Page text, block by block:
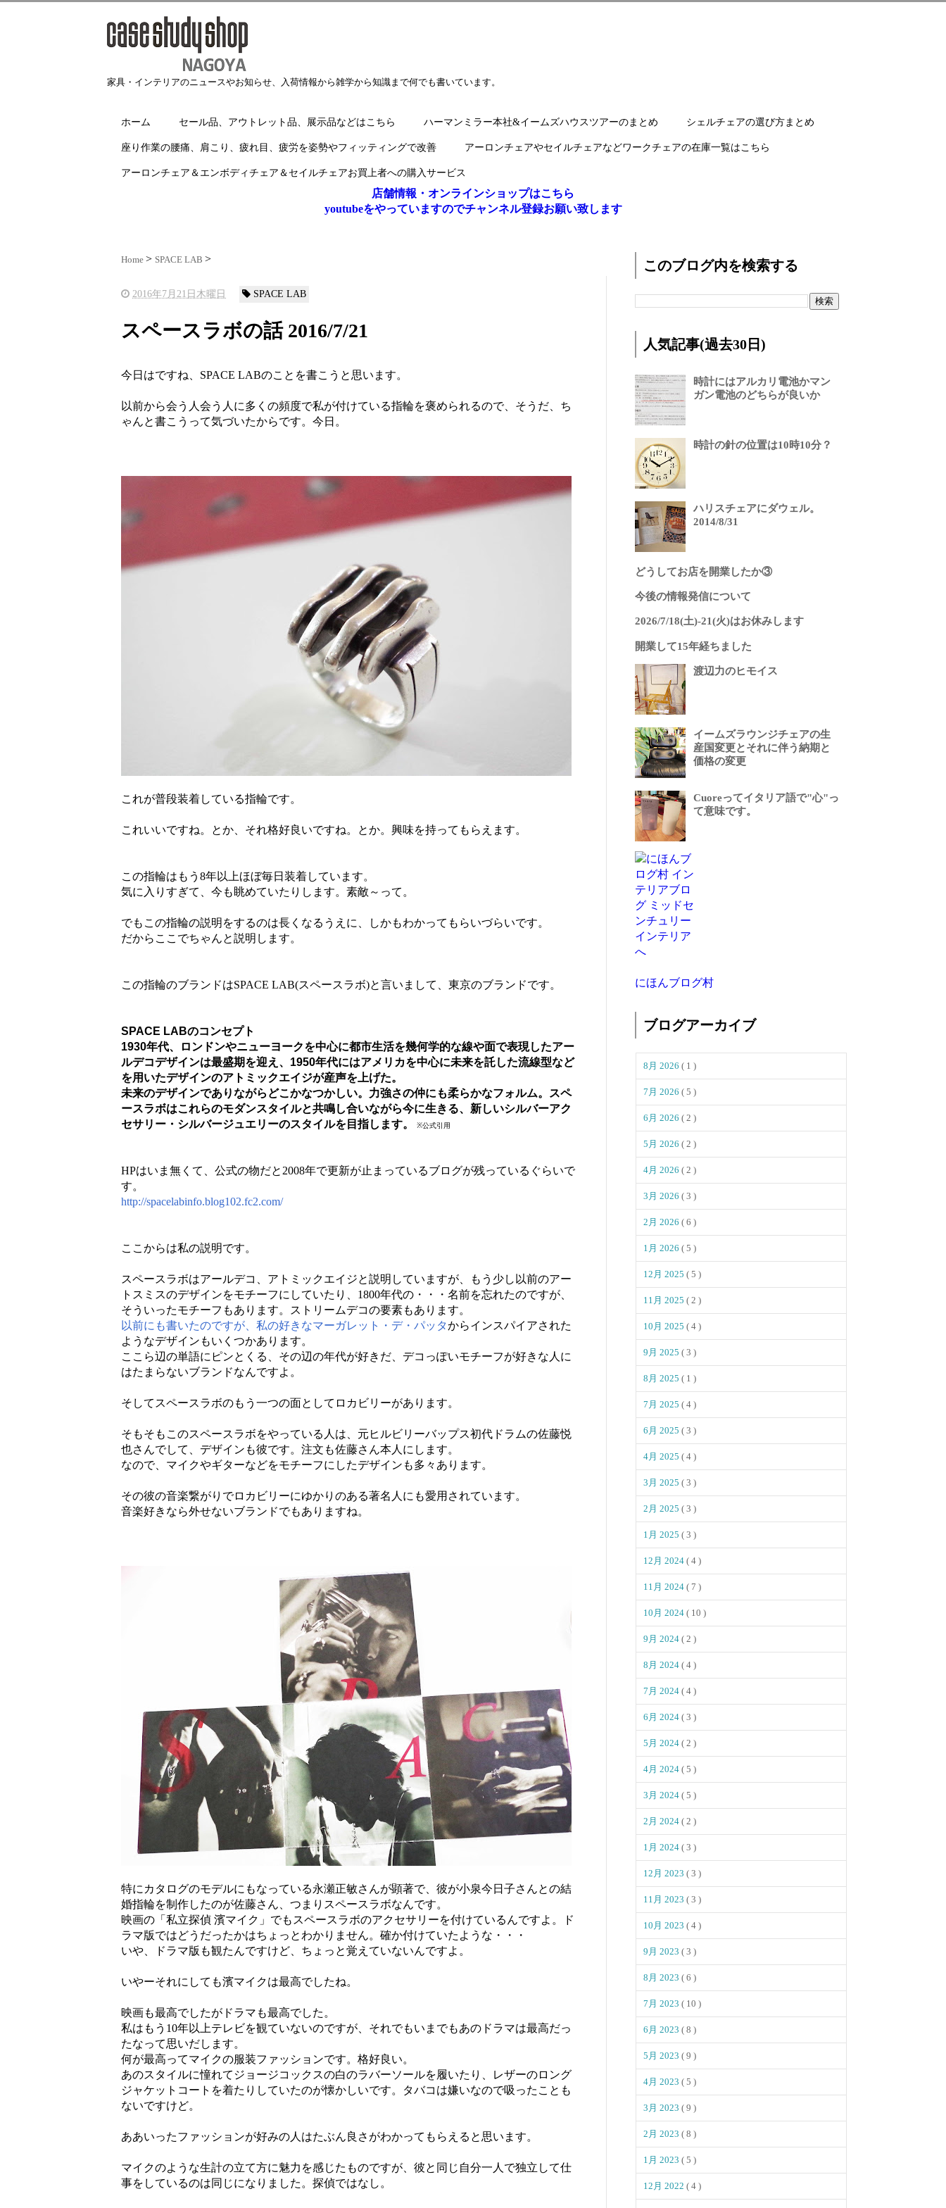
家具・インテリアのニュースやお知らせ、入荷情報から雑学から知識まで何でも書いています。
ホーム セール品、アウトレット品、展示品などはこちら ハーマンミラー本社&イームズハウスツアーのまとめ シェルチェアの選び方まとめ
座り作業の腰痛、肩こり、疲れ目、疲労を姿勢やフィッティングで改善 アーロンチェアやセイルチェアなどワークチェアの在庫一覧はこちら
アーロンチェア＆エンボディチェア＆セイルチェアお買上者への購入サービス
店舗情報・オンラインショップはこちら
youtubeをやっていますのでチャンネル登録お願い致します
Home SPACE LAB
2016年7月21日木曜日 SPACE LAB
スペースラボの話 2016/7/21
今日はですね、SPACE LABのことを書こうと思います。
以前から会う人会う人に多くの頻度で私が付けている指輪を褒められるので、そうだ、ち
ゃんと書こうって気づいたからです。今日。
これが普段装着している指輪です。
これいいですね。とか、それ格好良いですね。とか。興味を持ってもらえます。
この指輪はもう8年以上ほぼ毎日装着しています。
気に入りすぎて、今も眺めていたりします。素敵～って。
でもこの指輪の説明をするのは長くなるうえに、しかもわかってもらいづらいです。
だからここでちゃんと説明します。
この指輪のブランドはSPACE LAB(スペースラボ)と言いまして、東京のブランドです。
SPACE LABのコンセプト
1930年代、ロンドンやニューヨークを中心に都市生活を幾何学的な線や面で表現したアー
ルデコデザインは最盛期を迎え、1950年代にはアメリカを中心に未来を託した流線型など
を用いたデザインのアトミックエイジが産声を上げた。
未来のデザインでありながらどこかなつかしい。力強さの仲にも柔らかなフォルム。スペ
ースラボはこれらのモダンスタイルと共鳴し合いながら今に生きる、新しいシルバーアク
セサリー・シルバージュエリーのスタイルを目指します。
※公式引用
HPはいま無くて、公式の物だと2008年で更新が止まっているブログが残っているぐらいで
す。
http://spacelabinfo.blog102.fc2.com/
ここからは私の説明です。
スペースラボはアールデコ、アトミックエイジと説明していますが、もう少し以前のアー
トスミスのデザインをモチーフにしていたり、1800年代の・・・名前を忘れたのですが、
そういったモチーフもあります。ストリームデコの要素もあります。
以前にも書いたのですが、私の好きなマーガレット・デ・パッタからインスパイアされた
ようなデザインもいくつかあります。
ここら辺の単語にピンとくる、その辺の年代が好きだ、デコっぽいモチーフが好きな人に
はたまらないブランドなんですよ。
そしてスペースラボのもう一つの面としてロカビリーがあります。
そもそもこのスペースラボをやっている人は、元ヒルビリーバップス初代ドラムの佐藤悦
也さんでして、デザインも彼です。注文も佐藤さん本人にします。
なので、マイクやギターなどをモチーフにしたデザインも多々あります。
その彼の音楽繋がりでロカビリーにゆかりのある著名人にも愛用されています。
音楽好きなら外せないブランドでもありますね。
特にカタログのモデルにもなっている永瀬正敏さんが顕著で、彼が小泉今日子さんとの結
婚指輪を制作したのが佐藤さん、つまりスペースラボなんです。
映画の「私立探偵 濱マイク」でもスペースラボのアクセサリーを付けているんですよ。ド
ラマ版ではどうだったかはちょっとわかりません。確か付けていたような・・・
いや、ドラマ版も観たんですけど、ちょっと覚えていないんですよ。
いやーそれにしても濱マイクは最高でしたね。
映画も最高でしたがドラマも最高でした。
私はもう10年以上テレビを観ていないのですが、それでもいまでもあのドラマは最高だっ
たなって思いだします。
何が最高ってマイクの服装ファッションです。格好良い。
あのスタイルに憧れてジョージコックスの白のラバーソールを履いたり、レザーのロング
ジャケットコートを着たりしていたのが懐かしいです。タバコは嫌いなので吸ったことも
ないですけど。
ああいったファッションが好みの人はたぶん良さがわかってもらえると思います。
マイクのような生計の立て方に魅力を感じたものですが、彼と同じ自分一人で独立して仕
事をしているのは同じになりました。探偵ではなし。
このブログ内を検索する
人気記事(過去30日)
時計にはアルカリ電池かマン
ガン電池のどちらが良いか
時計の針の位置は10時10分？
ハリスチェアにダウェル。
2014/8/31
どうしてお店を開業したか③
今後の情報発信について
2026/7/18(土)-21(火)はお休みします
開業して15年経ちました
渡辺力のヒモイス
イームズラウンジチェアの生
産国変更とそれに伴う納期と
価格の変更
Cuoreってイタリア語で"心"っ
て意味です。
にほんブログ村
ブログアーカイブ
8月 2026 ( 1 )
7月 2026 ( 5 )
6月 2026 ( 2 )
5月 2026 ( 2 )
4月 2026 ( 2 )
3月 2026 ( 3 )
2月 2026 ( 6 )
1月 2026 ( 5 )
12月 2025 ( 5 )
11月 2025 ( 2 )
10月 2025 ( 4 )
9月 2025 ( 3 )
8月 2025 ( 1 )
7月 2025 ( 4 )
6月 2025 ( 3 )
4月 2025 ( 4 )
3月 2025 ( 3 )
2月 2025 ( 3 )
1月 2025 ( 3 )
12月 2024 ( 4 )
11月 2024 ( 7 )
10月 2024 ( 10 )
9月 2024 ( 2 )
8月 2024 ( 4 )
7月 2024 ( 4 )
6月 2024 ( 3 )
5月 2024 ( 2 )
4月 2024 ( 5 )
3月 2024 ( 5 )
2月 2024 ( 2 )
1月 2024 ( 3 )
12月 2023 ( 3 )
11月 2023 ( 3 )
10月 2023 ( 4 )
9月 2023 ( 3 )
8月 2023 ( 6 )
7月 2023 ( 10 )
6月 2023 ( 8 )
5月 2023 ( 9 )
4月 2023 ( 5 )
3月 2023 ( 9 )
2月 2023 ( 8 )
1月 2023 ( 5 )
12月 2022 ( 4 )